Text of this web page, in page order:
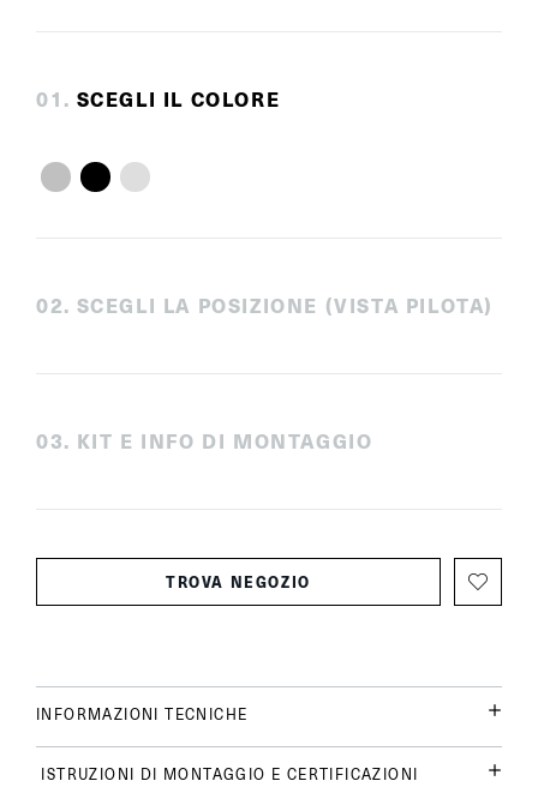
01 . SCEGLI IL COLORE
02. SCEGLI LA POSIZIONE (VISTA PILOTA)
03. KIT E INFO DI MONTAGGIO
TROVA NEGOZIO
INFORMAZIONI TECNICHE
ISTRUZIONI DI MONTAGGIO E CERTIFICAZIONI